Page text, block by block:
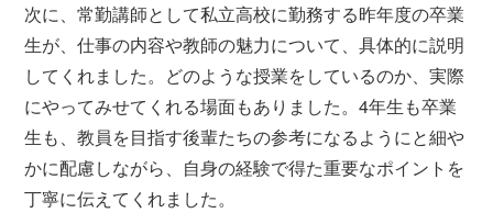
次に、常勤講師として私立高校に勤務する昨年度の卒業
生が、仕事の内容や教師の魅力について、具体的に説明
してくれました。どのような授業をしているのか、実際
にやってみせてくれる場面もありました。4年生も卒業
生も、教員を目指す後輩たちの参考になるようにと細や
かに配慮しながら、自身の経験で得た重要なポイントを
丁寧に伝えてくれました。